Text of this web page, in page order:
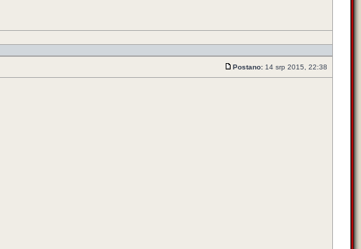
Postano: 14 srp 2015, 22:38